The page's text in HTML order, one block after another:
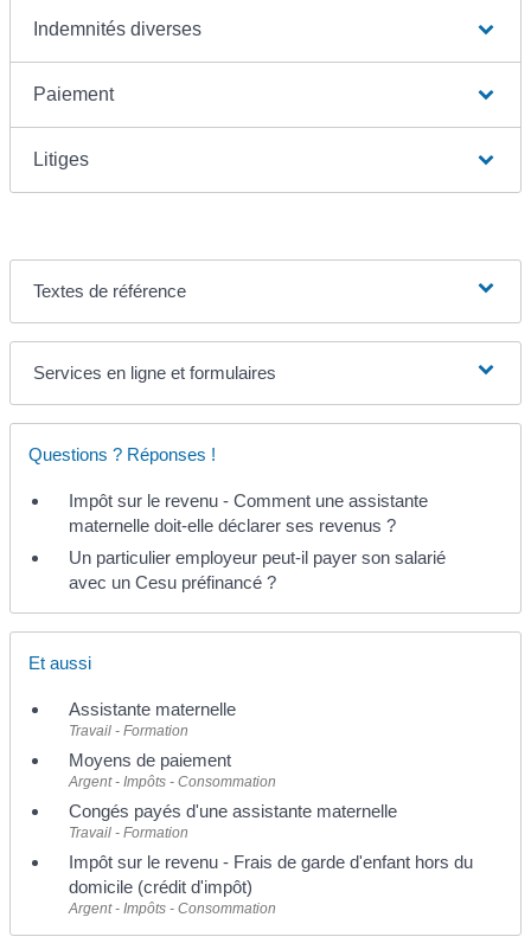
Indemnités diverses
Paiement
Litiges
Textes de référence
Services en ligne et formulaires
Questions ? Réponses !
Impôt sur le revenu - Comment une assistante
maternelle doit-elle déclarer ses revenus ?
Un particulier employeur peut-il payer son salarié
avec un Cesu préfinancé ?
Et aussi
Assistante maternelle
Travail - Formation
Moyens de paiement
Argent - Impôts - Consommation
Congés payés d'une assistante maternelle
Travail - Formation
Impôt sur le revenu - Frais de garde d'enfant hors du
domicile (crédit d'impôt)
Argent - Impôts - Consommation